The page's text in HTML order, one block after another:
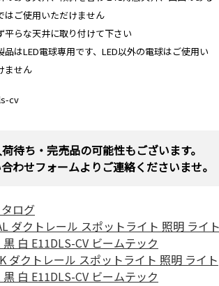
はご使用いただけません
平らな天井に取り付けて下さい
品はLED電球専用です、LED以外の電球はご使用い
ません
cv
待ち・完売品の可能性もございます。
わせフォームよりご連絡くださいませ。
ログ
ダクトレール スポットライト 照明 ライ
白 E11DLS-CV ビームテック
ダクトレール スポットライト 照明 ライト
白 E11DLS-CV ビームテック